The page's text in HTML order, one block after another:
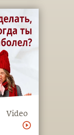
Video